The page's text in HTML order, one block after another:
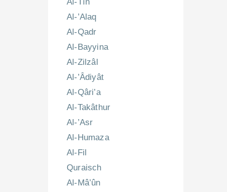
Al-’Alaq
Al-Qadr
Al-Bayyina
Al-Zilzâl
Al-’Âdiyât
Al-Qâri’a
Al-Takâthur
Al-’Asr
Al-Humaza
Al-Fil
Quraisch
Al-Mâ’ûn